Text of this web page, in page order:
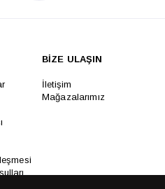
BİZE ULAŞIN
İletişim
Mağazalarımız